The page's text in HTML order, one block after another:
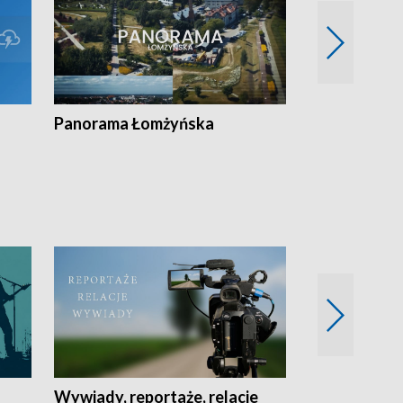
Panorama Łomżyńska
Wywiady, reportaże, relacje